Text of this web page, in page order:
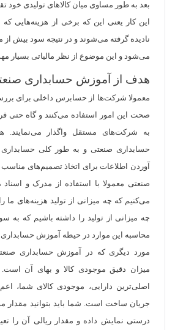
بعد به طور مساوی میان کالاهای تولیدی خود
این کار یعنی این که برخی از هزینه‌هایی
نادیده گرفته می‌شوند و در نتیجه سود بیش از
می‌شود و این موضوع از نظر مالیاتی بسیار
هدف از آموزش حسابداری
معمولا شرکت‌ها از حسابرس داخلی برای
صحت این امور استفاده می‌کنند و گاه حتی
به شرکت‌های مستقل واگذار می‌نمایند.
آوردن اطلاعات برای اتخاذ تصمیم‌های
صنعتی معمولا با استفاده از مدرک و اسناد
می‌کنیم که چه میزانی از تولید هزینه‌های
چه میزانی از تولید را داشته باشیم که به
محاسبه این موارد در حیطه آموزش
مورد دیگری که در آموزش حسابداری
میزان دقیق موجودی کالا و بهای آن است.
اصلی‌ترین دارایی، موجودی کالای شما،
جریان ساخت است. شما باید بتوانید مقدار
درستی نمایش داده و مقدار ریالی آن را